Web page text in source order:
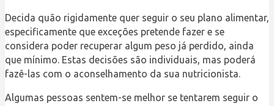
Decida quão rigidamente quer seguir o seu plano alimentar,
especificamente que exceções pretende fazer e se
considera poder recuperar algum peso já perdido, ainda
que mínimo. Estas decisões são individuais, mas poderá
fazê-las com o aconselhamento da sua nutricionista.
Algumas pessoas sentem-se melhor se tentarem seguir o